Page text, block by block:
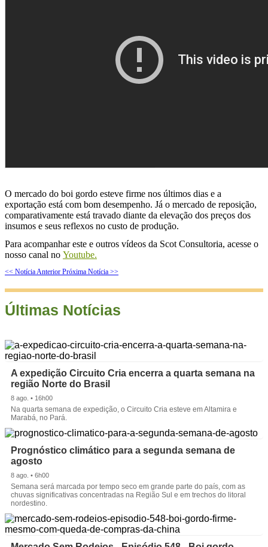
O mercado do boi gordo esteve firme nos últimos dias e a
exportação está com bom desempenho. Já o mercado de reposição,
comparativamente está travado diante da elevação dos preços dos
insumos e seus reflexos no custo de produção.
Para acompanhar este e outros vídeos da Scot Consultoria, acesse o
nosso canal no Youtube.
<< Notícia Anterior Próxima Notícia >>
Últimas Notícias
A expedição Circuito Cria encerra a quarta semana na
região Norte do Brasil
8 ago. • 16h00
Na quarta semana de expedição, o Circuito Cria esteve em Altamira e
Marabá, no Pará.
Prognóstico climático para a segunda semana de
agosto
8 ago. • 6h00
Semana será marcada por tempo seco em grande parte do país, com as
chuvas significativas concentradas na Região Sul e em trechos do litoral
nordestino.